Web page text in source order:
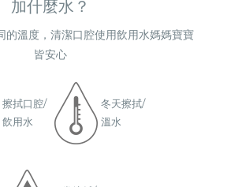
加什麼水？
的溫度，清潔口腔使用飲用水媽媽寶寶
皆安心
擦拭口腔/
飲用水
冬天擦拭/
溫水